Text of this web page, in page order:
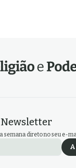
semana direto no seu e-